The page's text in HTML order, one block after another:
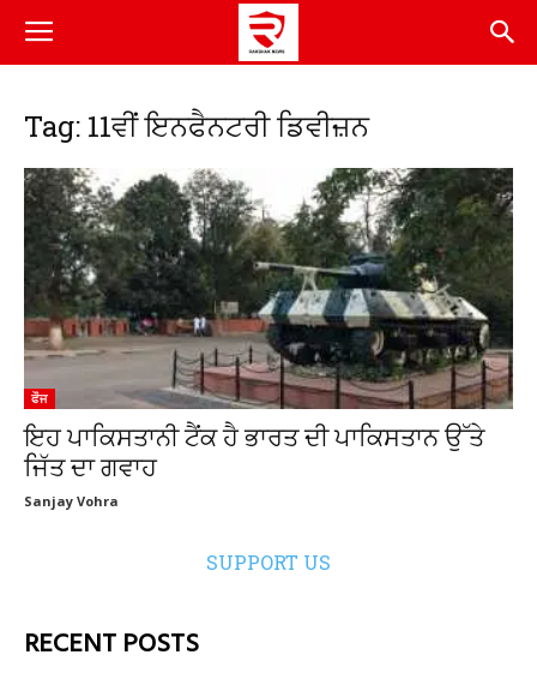
Tag: 11ਵੀਂ ਇਨਫੈਨਟਰੀ ਡਿਵੀਜ਼ਨ
ਫੌਜ
ਇਹ ਪਾਕਿਸਤਾਨੀ ਟੈਂਕ ਹੈ ਭਾਰਤ ਦੀ ਪਾਕਿਸਤਾਨ ਉੱਤੇ
ਜਿੱਤ ਦਾ ਗਵਾਹ
Sanjay Vohra
SUPPORT US
RECENT POSTS